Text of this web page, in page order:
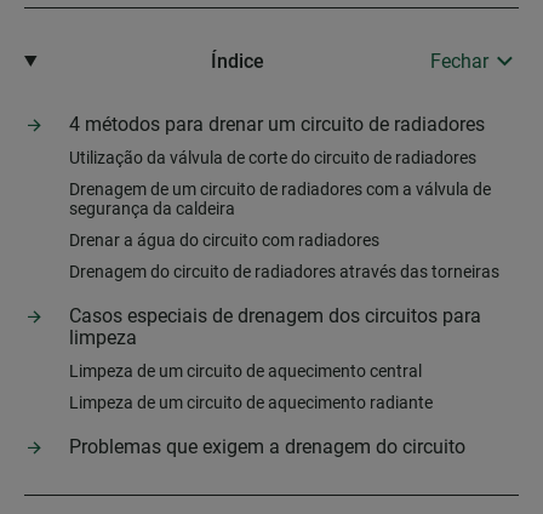
Índice Fechar
4 métodos para drenar um circuito de radiadores
Utilização da válvula de corte do circuito de radiadores
Drenagem de um circuito de radiadores com a válvula de
segurança da caldeira
Drenar a água do circuito com radiadores
Drenagem do circuito de radiadores através das torneiras
Casos especiais de drenagem dos circuitos para
limpeza
Limpeza de um circuito de aquecimento central
Limpeza de um circuito de aquecimento radiante
Problemas que exigem a drenagem do circuito